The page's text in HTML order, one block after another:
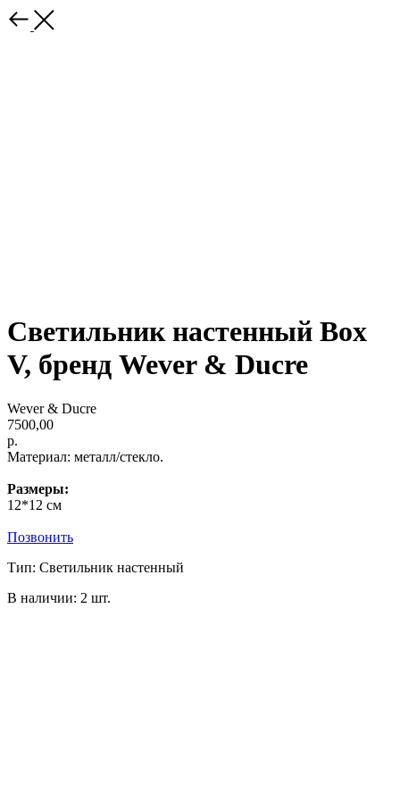
Светильник настенный Box
V, бренд Wever & Ducre
Wever & Ducre
7500,00
р.
Материал: металл/стекло.
Размеры:
12*12 см
Позвонить
Тип: Светильник настенный
В наличии: 2 шт.